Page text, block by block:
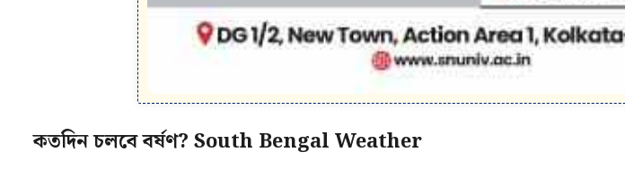
কতদিন চলবে বর্ষণ? South Bengal Weather